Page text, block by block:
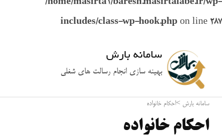
/home/masirta1/baresh.masirtalabe.ir/wp-
includes/class-wp-hook.php on line 287
سامانه بارش
بهینه سازی انجام رسالت های شغلی
سامانه بارش >احکام خانواده
احکام خانواده